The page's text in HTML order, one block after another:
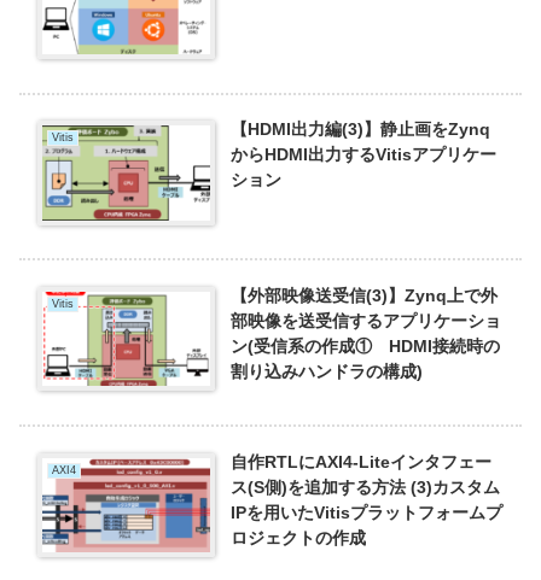
Vitis
【HDMI出力編(3)】静止画をZynq
からHDMI出力するVitisアプリケー
ション
Vitis
【外部映像送受信(3)】Zynq上で外
部映像を送受信するアプリケーショ
ン(受信系の作成① HDMI接続時の
割り込みハンドラの構成)
AXI4
自作RTLにAXI4-Liteインタフェー
ス(S側)を追加する方法 (3)カスタム
IPを用いたVitisプラットフォームプ
ロジェクトの作成